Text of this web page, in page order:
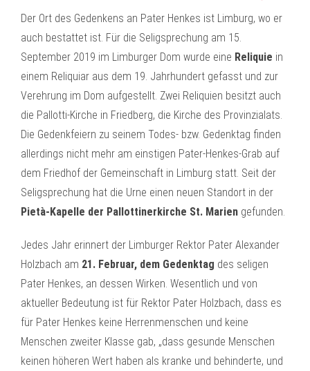
Der Ort des Gedenkens an Pater Henkes ist Limburg, wo er
auch bestattet ist. Für die Seligsprechung am 15.
September 2019 im Limburger Dom wurde eine Reliquie in
einem Reliquiar aus dem 19. Jahrhundert gefasst und zur
Verehrung im Dom aufgestellt. Zwei Reliquien besitzt auch
die Pallotti-Kirche in Friedberg, die Kirche des Provinzialats.
Die Gedenkfeiern zu seinem Todes- bzw. Gedenktag finden
allerdings nicht mehr am einstigen Pater-Henkes-Grab auf
dem Friedhof der Gemeinschaft in Limburg statt. Seit der
Seligsprechung hat die Urne einen neuen Standort in der
Pietà-Kapelle der Pallottinerkirche St. Marien gefunden.
Jedes Jahr erinnert der Limburger Rektor Pater Alexander
Holzbach am 21. Februar, dem Gedenktag des seligen
Pater Henkes, an dessen Wirken. Wesentlich und von
aktueller Bedeutung ist für Rektor Pater Holzbach, dass es
für Pater Henkes keine Herrenmenschen und keine
Menschen zweiter Klasse gab, „dass gesunde Menschen
keinen höheren Wert haben als kranke und behinderte, und